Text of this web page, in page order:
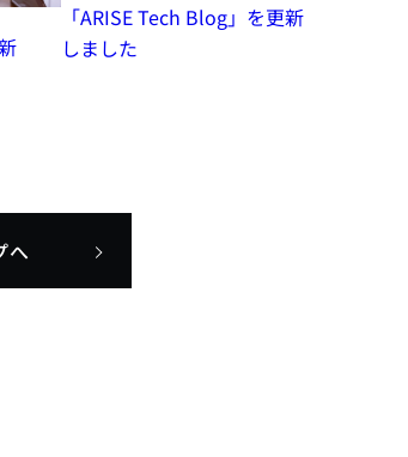
「ARISE Tech Blog」を更新
しました
へ